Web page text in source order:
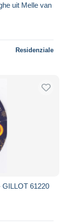
uit Melle van
Residenziale
61220